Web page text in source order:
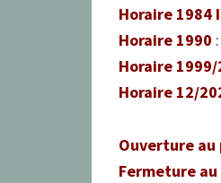
Horaire 1984
Horaire 1990
Horaire 1999/
Horaire 12/
Ouverture au
Fermeture